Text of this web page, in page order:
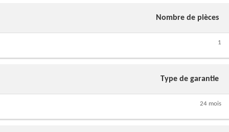
Nombre de pièces
1
Type de garantie
24 mois